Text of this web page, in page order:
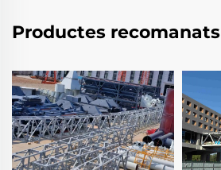
Productes recomanats